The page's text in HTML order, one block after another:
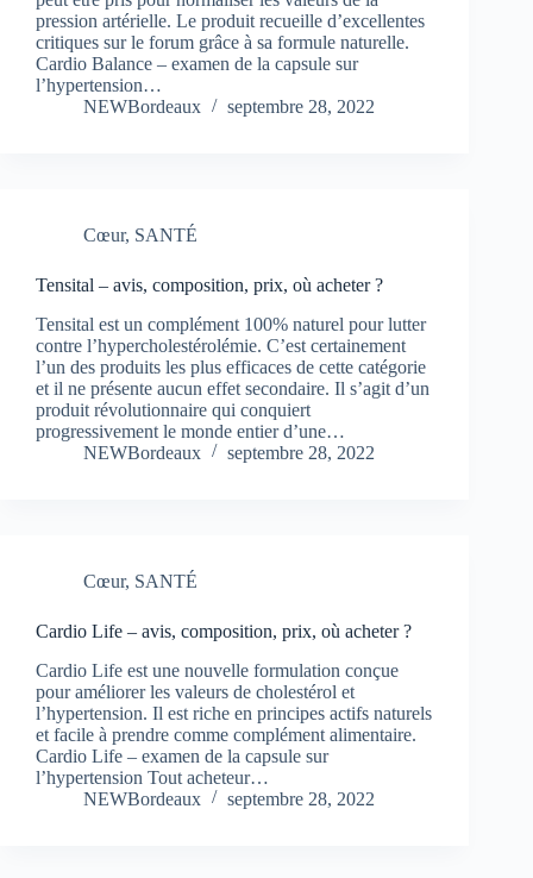
pression artérielle. Le produit recueille d’excellentes
critiques sur le forum grâce à sa formule naturelle.
Cardio Balance – examen de la capsule sur
l’hypertension…
NEWBordeaux
septembre 28, 2022
Cœur, SANTÉ
Tensital – avis, composition, prix, où acheter ?
Tensital est un complément 100% naturel pour lutter
contre l’hypercholestérolémie. C’est certainement
l’un des produits les plus efficaces de cette catégorie
et il ne présente aucun effet secondaire. Il s’agit d’un
produit révolutionnaire qui conquiert
progressivement le monde entier d’une…
NEWBordeaux
septembre 28, 2022
Cœur, SANTÉ
Cardio Life – avis, composition, prix, où acheter ?
Cardio Life est une nouvelle formulation conçue
pour améliorer les valeurs de cholestérol et
l’hypertension. Il est riche en principes actifs naturels
et facile à prendre comme complément alimentaire.
Cardio Life – examen de la capsule sur
l’hypertension Tout acheteur…
NEWBordeaux
septembre 28, 2022